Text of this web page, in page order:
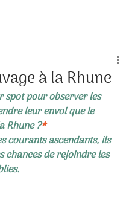
à la Rhune
spot pour observer les
leur envol que le
Rhune ?*
courants ascendants, ils
chances de rejoindre les